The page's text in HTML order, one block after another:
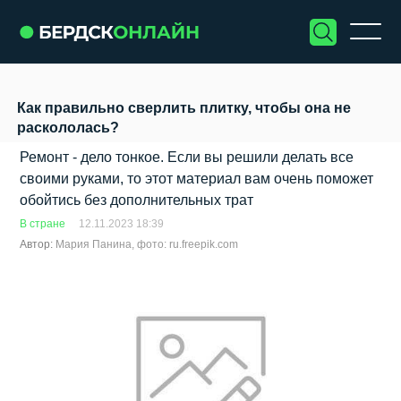
Как правильно сверлить плитку, чтобы она не
раскололась?
Ремонт - дело тонкое. Если вы решили делать все
своими руками, то этот материал вам очень поможет
обойтись без дополнительных трат
В стране
12.11.2023 18:39
Автор: Мария Панина, фото: ru.freepik.com